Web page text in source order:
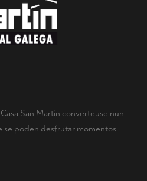
San Martín converteuse nun
se poden desfrutar momentos